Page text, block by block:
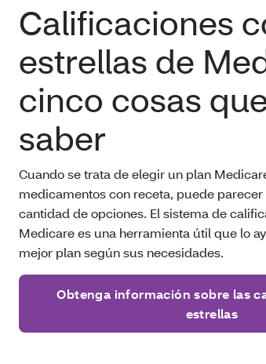
Calificaciones
estrellas de
cinco cosas
saber
Cuando se trata de elegir un plan
medicamentos con receta, puede
cantidad de opciones. El sistema de
Medicare es una herramienta útil que lo
mejor plan según sus necesidades.
Obtenga información sobre las
estrellas